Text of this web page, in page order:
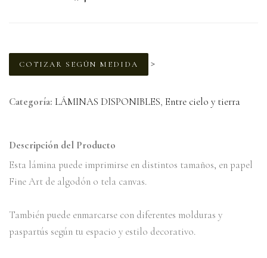
COTIZAR SEGÚN MEDIDA >
Categoría: LÁMINAS DISPONIBLES, Entre cielo y tierra
Descripción del Producto
Esta lámina puede imprimirse en distintos tamaños, en papel
Fine Art de algodón o tela canvas.
También puede enmarcarse con diferentes molduras y
paspartús según tu espacio y estilo decorativo.